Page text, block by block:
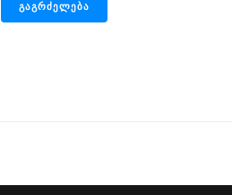
ᲒᲐᲒᲠᲫᲔᲚᲔᲑᲐ